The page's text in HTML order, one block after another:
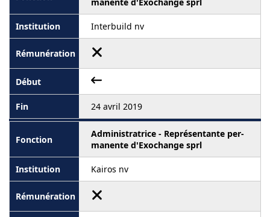
Interbuild nv
24 avril 2019
Administratrice - Représentante per-
manente d'Exochange sprl
Kairos nv